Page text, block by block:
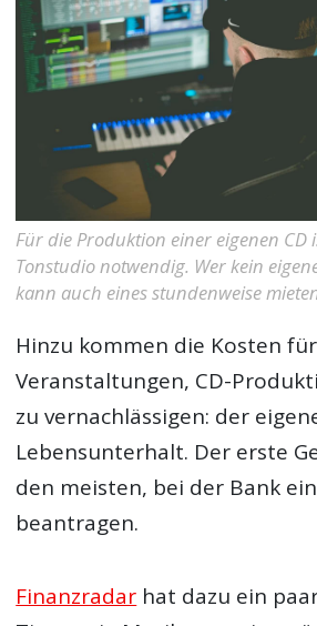
Für die Produktion einer eigenen CD
Tonstudio notwendig. Wer kein
kann auch eines stundenweise
Hinzu kommen die Kosten für
Veranstaltungen, CD-
zu vernachlässigen: der
Lebensunterhalt. Der erste
den meisten, bei der Bank
beantragen.
Finanzradar hat dazu ein